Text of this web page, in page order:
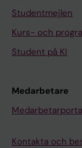
Studentmejlen
Kurs- och
Student på KI
Medarbetare
Kontakta och